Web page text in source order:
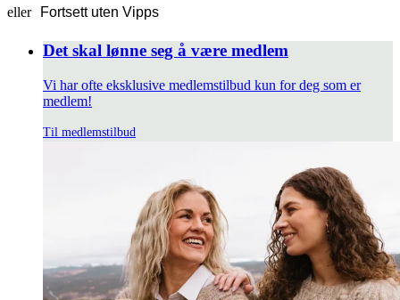
eller
Fortsett uten Vipps
Det skal lønne seg å være medlem
Vi har ofte eksklusive medlemstilbud kun for deg som er
medlem!
Til medlemstilbud